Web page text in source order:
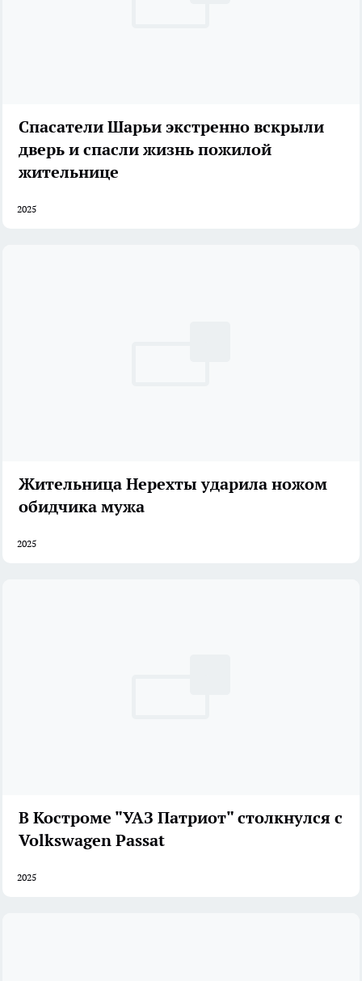
Спасатели Шарьи экстренно вскрыли
дверь и спасли жизнь пожилой
жительнице
2025
Жительница Нерехты ударила ножом
обидчика мужа
2025
В Костроме "УАЗ Патриот" столкнулся с
Volkswagen Passat
2025